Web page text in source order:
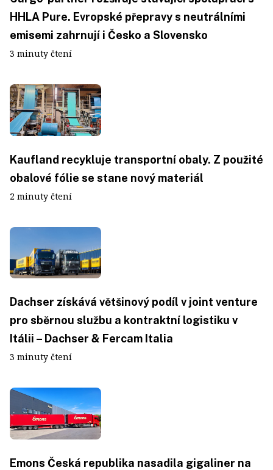
HHLA Pure. Evropské přepravy s neutrálními
emisemi zahrnují i Česko a Slovensko
3 minuty čtení
Kaufland recykluje transportní obaly. Z použité
obalové fólie se stane nový materiál
2 minuty čtení
Dachser získává většinový podíl v joint venture
pro sběrnou službu a kontraktní logistiku v
Itálii – Dachser & Fercam Italia
3 minuty čtení
Emons Česká republika nasadila gigaliner na